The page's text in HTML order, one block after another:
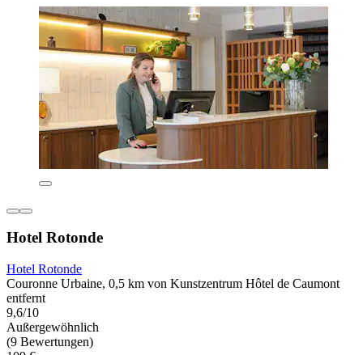
Hotel Rotonde
Hotel Rotonde
Couronne Urbaine, 0,5 km von Kunstzentrum Hôtel de Caumont
entfernt
9,6/10
Außergewöhnlich
(9 Bewertungen)